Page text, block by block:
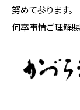
努めて参ります。
何卒事情ご理解賜